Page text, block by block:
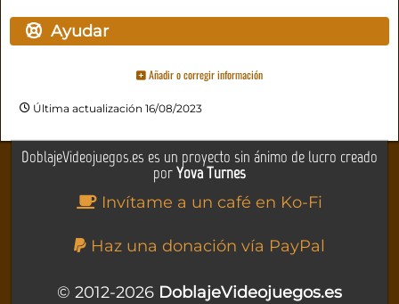
Ayudar
Añadir o corregir información
Última actualización 16/08/2023
DoblajeVideojuegos.es es un proyecto sin ánimo de lucro creado
porYova Turnes
Invítame a un café en Ko-Fi
Haz una donación vía PayPal
© 2012-2026 DoblajeVideojuegos.es